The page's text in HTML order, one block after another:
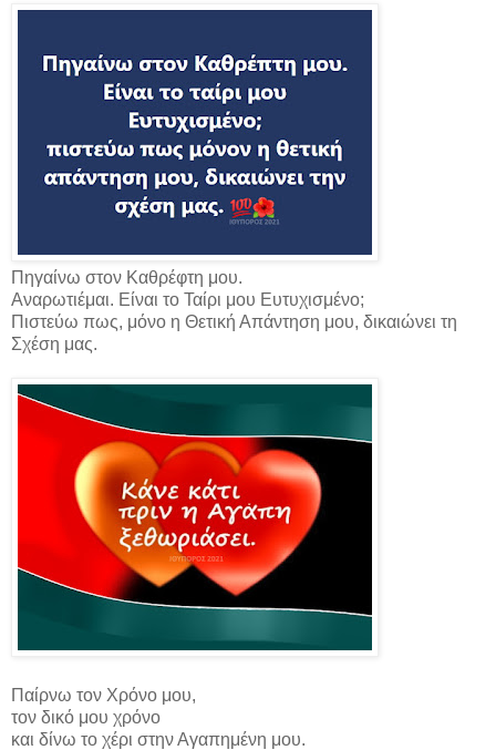
Πηγαίνω στον Καθρέφτη μου.
Αναρωτιέμαι. Είναι το Ταίρι μου Ευτυχισμένο;
Πιστεύω πως, μόνο η Θετική Απάντηση μου, δικαιώνει τη
Σχέση μας.
Παίρνω τον Χρόνο μου,
τον δικό μου χρόνο
και δίνω το χέρι στην Αγαπημένη μου.